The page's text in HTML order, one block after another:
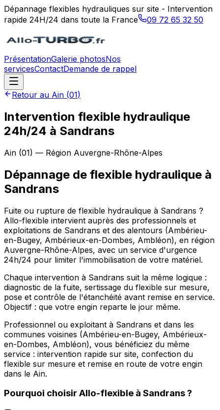
Dépannage flexibles hydrauliques sur site - Intervention
rapide 24H/24 dans toute la France
09 72 65 32 50
PrésentationGalerie photosNos
servicesContactDemande de rappel
Retour au Ain (01)
Intervention flexible hydraulique
24h/24 à Sandrans
Ain (01) — Région Auvergne-Rhône-Alpes
Dépannage de flexible hydraulique à
Sandrans
Fuite ou rupture de flexible hydraulique à Sandrans ?
Allo-flexible intervient auprès des professionnels et
exploitations de Sandrans et des alentours (Ambérieu-
en-Bugey, Ambérieux-en-Dombes, Ambléon), en région
Auvergne-Rhône-Alpes, avec un service d'urgence
24h/24 pour limiter l'immobilisation de votre matériel.
Chaque intervention à Sandrans suit la même logique :
diagnostic de la fuite, sertissage du flexible sur mesure,
pose et contrôle de l'étanchéité avant remise en service.
Objectif : que votre engin reparte le jour même.
Professionnel ou exploitant à Sandrans et dans les
communes voisines (Ambérieu-en-Bugey, Ambérieux-
en-Dombes, Ambléon), vous bénéficiez du même
service : intervention rapide sur site, confection du
flexible sur mesure et remise en route de votre engin
dans le Ain.
Pourquoi choisir Allo-flexible à Sandrans?